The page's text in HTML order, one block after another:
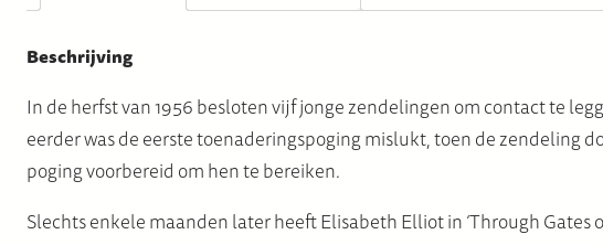
Beschrijving
In de herfst van 1956 besloten vijf jonge zendelingen om contact te
eerder was de eerste toenaderingspoging mislukt, toen de zendeling
poging voorbereid om hen te bereiken.
Slechts enkele maanden later heeft Elisabeth Elliot in ‘Through Gates